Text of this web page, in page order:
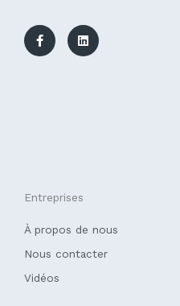
c
e
b
n
k
e
Entreprises
À propos de nous
Nous contacter
Vidéos